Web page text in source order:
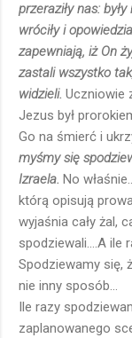
przeraziły nas:
wróciły i
zapewniają, iż On
zastali wszystko
widzieli. Uczniowie
Jezus był
Go na śmierć i
myśmy się
Izraela. No
którą opisują
wyjaśnia cały żal,
spodziewali....A ile
Spodziewamy się,
nie inny sposób...
Ile razy
zaplanowanego